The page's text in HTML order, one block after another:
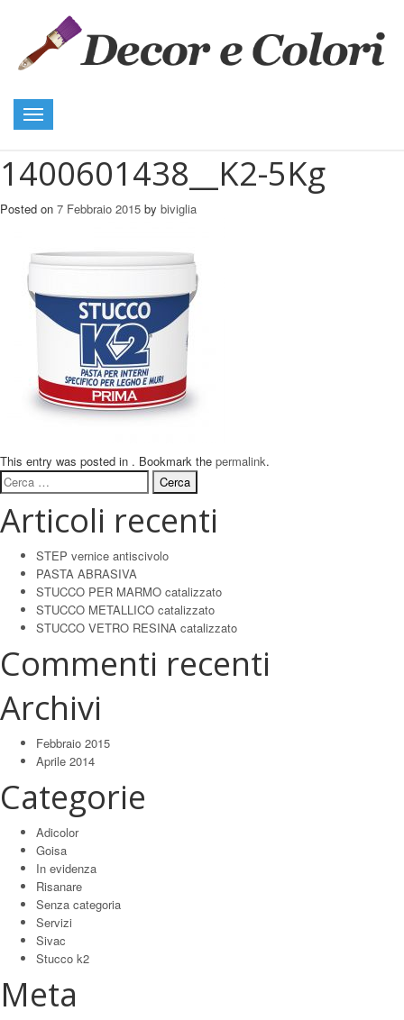
Toggle
navigation
1400601438__K2-5Kg
Posted on 7 Febbraio 2015 by biviglia
This entry was posted in . Bookmark the permalink.
Ricerca
per:
Articoli recenti
STEP vernice antiscivolo
PASTA ABRASIVA
STUCCO PER MARMO catalizzato
STUCCO METALLICO catalizzato
STUCCO VETRO RESINA catalizzato
Commenti recenti
Archivi
Febbraio 2015
Aprile 2014
Categorie
Adicolor
Goisa
In evidenza
Risanare
Senza categoria
Servizi
Sivac
Stucco k2
Meta